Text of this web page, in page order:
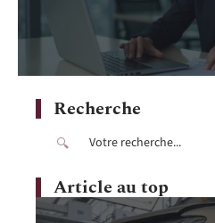
Recherche
Article au top